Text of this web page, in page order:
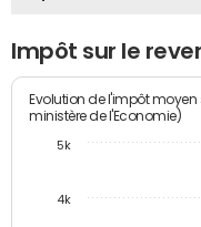
Impôt sur le
Evolution de l'impôt moyen
ministère de l'Economie)
4k
5k